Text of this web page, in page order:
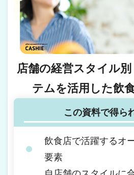
店舗の経営スタイル
テムを活用した飲
この資料で得ら
飲食店で活躍するオ
要素